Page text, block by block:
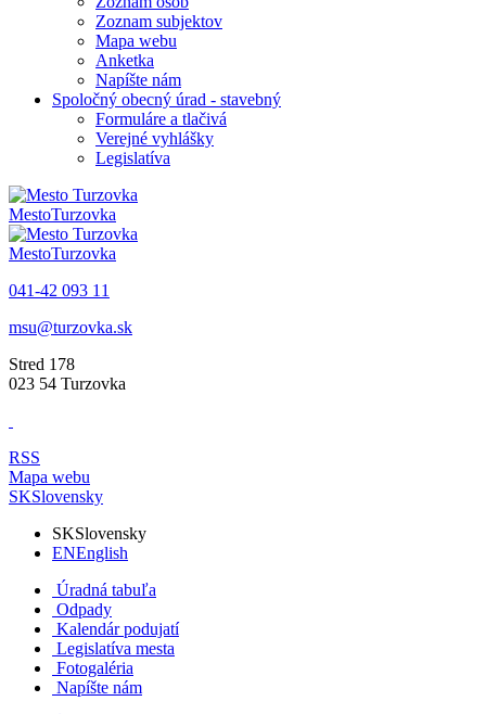
Zoznam subjektov
Mapa webu
Anketka
Napíšte nám
Spoločný obecný úrad - stavebný
Formuláre a tlačivá
Verejné vyhlášky
Legislatíva
MestoTurzovka
MestoTurzovka
041-42 093 11
msu@turzovka.sk
Stred 178
023 54 Turzovka
RSS
Mapa webu
SKSlovensky
SKSlovensky
ENEnglish
Úradná tabuľa
Odpady
Kalendár podujatí
Legislatíva mesta
Fotogaléria
Napíšte nám